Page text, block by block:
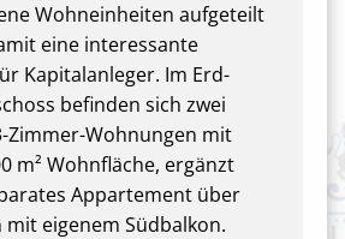
Wohneinheiten aufgeteilt
eine interessante
Kapitalanleger. Im Erd-
befinden sich zwei
Zimmer-Wohnungen mit
m² Wohnfläche, ergänzt
Appartement über
mit eigenem Südbalkon.